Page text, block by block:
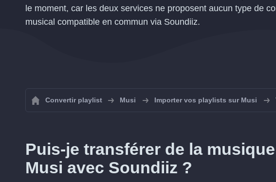
le moment, car les deux services ne proposent aucun type de
musical compatible en commun via Soundiiz.
Convertir playlist Musi Importer vos playlists sur Musi
Puis-je transférer de la
Musi avec Soundiiz ?